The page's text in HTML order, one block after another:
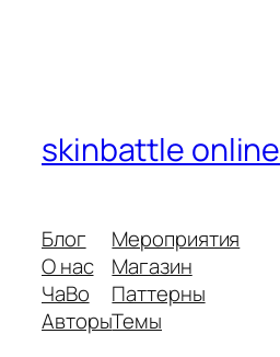
skinbattle online
Блог
О нас
ЧаВо
Авторы
Мероприятия
Магазин
Паттерны
Темы